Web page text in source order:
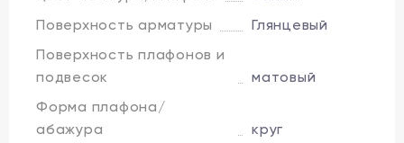
Поверхность арматуры
Глянцевый
Поверхность плафонов и
подвесок
матовый
Форма плафона/
абажура
круг